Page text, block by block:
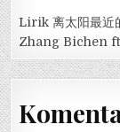
Lirik 离太阳最
Zhang Bichen